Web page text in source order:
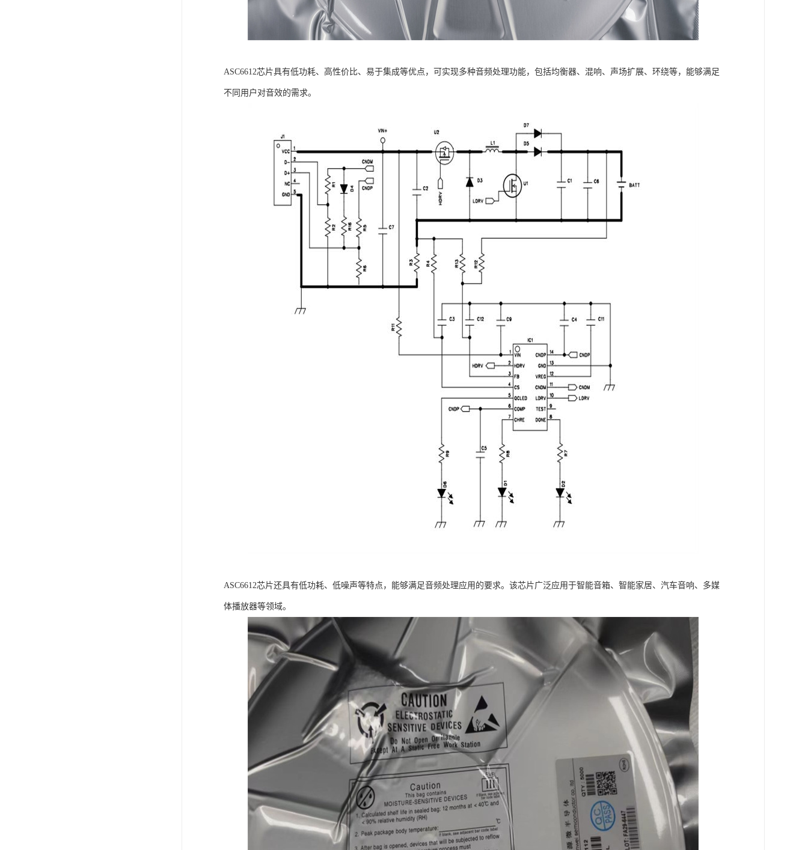
ASC6612芯片具有低功耗、高性价比、易于集成等优点，可实现多种音频处理功能，包括均衡器、混响、声场扩展、环绕等，能够满足
不同用户对音效的需求。
ASC6612芯片还具有低功耗、低噪声等特点，能够满足音频处理应用的要求。该芯片广泛应用于智能音箱、智能家居、汽车音响、多媒
体播放器等领域。